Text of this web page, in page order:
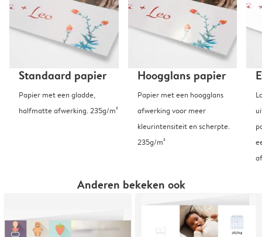
Standaard papier
Papier met een gladde,
halfmatte afwerking. 235g/m²
Hoogglans papier
Papier met een hoogglans
afwerking voor meer
kleurintensiteit en scherpte.
235g/m²
Anderen bekeken ook